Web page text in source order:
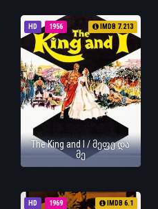
HD 1956 IMDB 7.213
The King and I / მეფე და
მე
HD 1969 IMDB 6.1